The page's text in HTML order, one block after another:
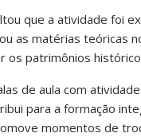
que a atividade foi
as matérias teóricas
patrimônios
de aula com
para a formação
momentos de